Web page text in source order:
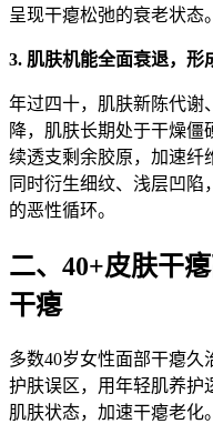
呈现干瘪松弛的衰老状态。
3. 肌肤机能全面衰退，形
年过四十，肌肤新陈代谢
降，肌肤长期处于干燥
续透支剩余胶原，加速纤
同时衍生细纹、浅层凹
的恶性循环。
二、40+皮肤干
干瘪
多数40岁女性面部干瘪
护肤误区，用年轻肌养护
肌肤状态，加速干瘪老化。